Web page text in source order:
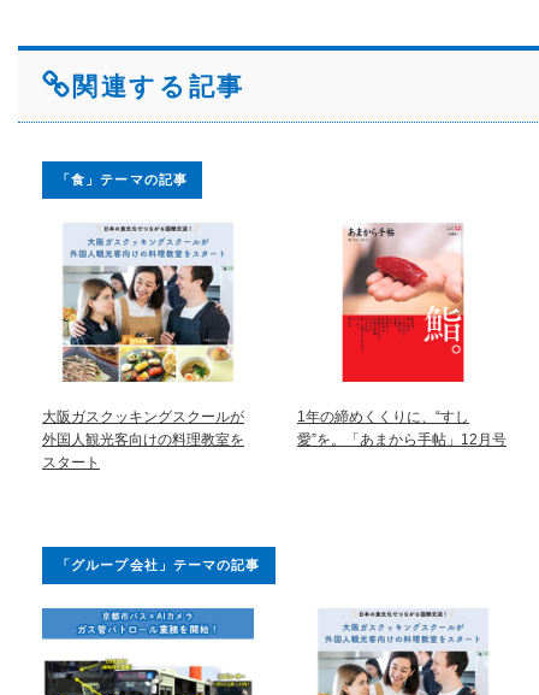
関連する記事
「食」テーマの記事
大阪ガスクッキングスクールが
外国人観光客向けの料理教室を
スタート
1年の締めくくりに、“すし
愛”を。「あまから手帖」12月号
「グループ会社」テーマの記事